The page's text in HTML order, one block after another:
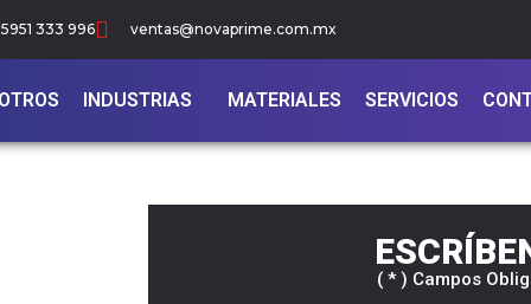
5951 333 996 ventas@novaprime.com.mx
INDUSTRIAS MATERIALES SERVICIOS
( * ) Campos